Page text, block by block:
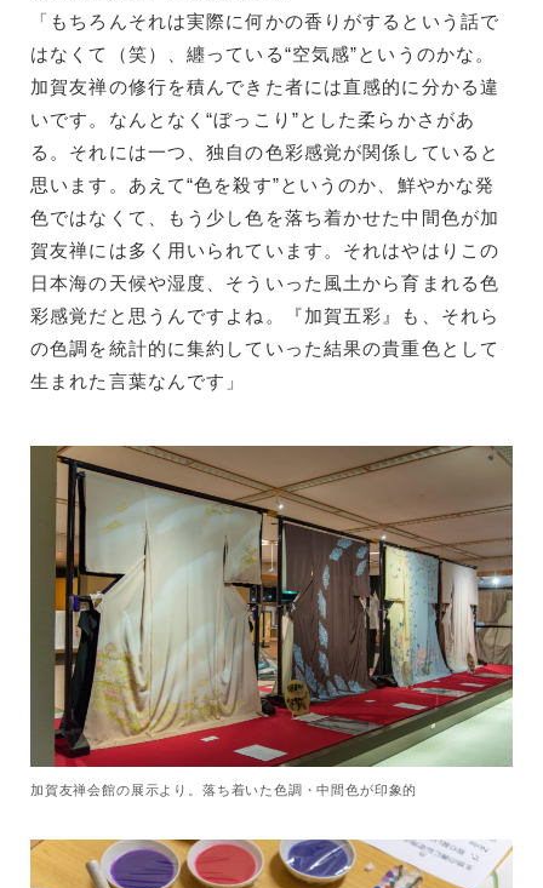
「もちろんそれは実際に何かの香りがするという話で
はなくて（笑）、纏っている“空気感”というのかな。
加賀友禅の修行を積んできた者には直感的に分かる違
いです。なんとなく“ぼっこり”とした柔らかさがあ
る。それには一つ、独自の色彩感覚が関係していると
思います。あえて“色を殺す”というのか、鮮やかな発
色ではなくて、もう少し色を落ち着かせた中間色が加
賀友禅には多く用いられています。それはやはりこの
日本海の天候や湿度、そういった風土から育まれる色
彩感覚だと思うんですよね。『加賀五彩』も、それら
の色調を統計的に集約していった結果の貴重色として
生まれた言葉なんです」
加賀友禅会館の展示より。落ち着いた色調・中間色が印象的